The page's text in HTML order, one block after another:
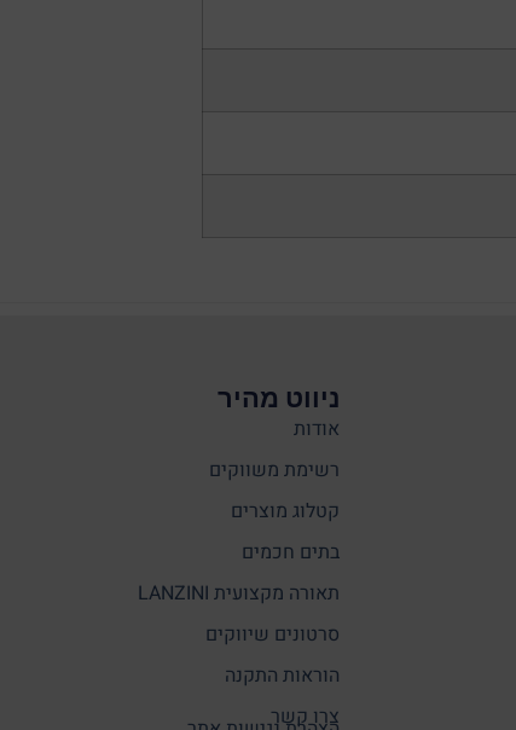
ניווט מהיר
אודות
רשימת משווקים
קטלוג מוצרים
בתים חכמים
תאורה מקצועית LANZINI
סרטונים שיווקים
הוראות התקנה
צרו קשר